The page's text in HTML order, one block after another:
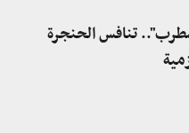
تنافس الحنجرة